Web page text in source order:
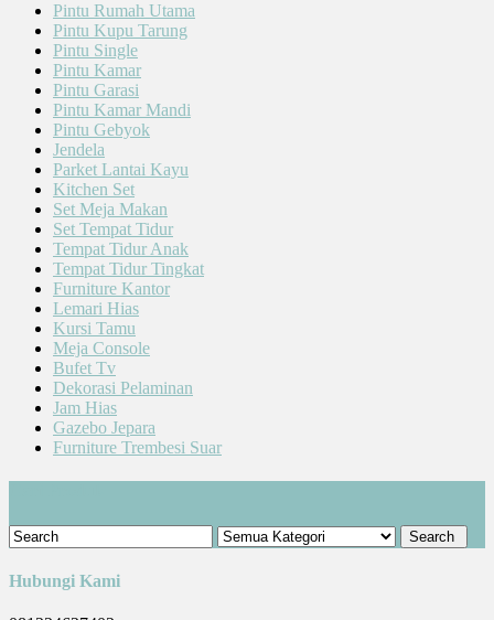
Pintu Rumah Utama
Pintu Kupu Tarung
Pintu Single
Pintu Kamar
Pintu Garasi
Pintu Kamar Mandi
Pintu Gebyok
Jendela
Parket Lantai Kayu
Kitchen Set
Set Meja Makan
Set Tempat Tidur
Tempat Tidur Anak
Tempat Tidur Tingkat
Furniture Kantor
Lemari Hias
Kursi Tamu
Meja Console
Bufet Tv
Dekorasi Pelaminan
Jam Hias
Gazebo Jepara
Furniture Trembesi Suar
Hubungi Kami